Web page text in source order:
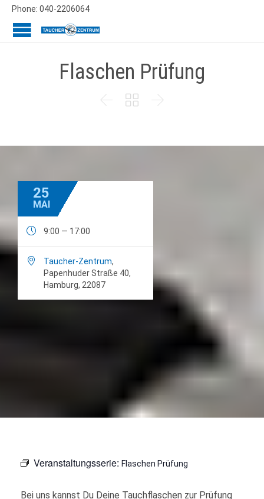
Phone: 040-2206064
Flaschen Prüfung
  
25
MAI
 9:00 — 17:00
 Taucher-Zentrum,
Papenhuder Straße 40,
Hamburg, 22087
Veranstaltungsserie: Flaschen Prüfung
Bei uns kannst Du Deine Tauchflaschen zur Prüfung